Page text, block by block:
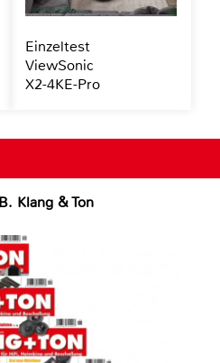
Klang & Ton
Einzeltest
ViewSonic
X2-4KE-Pro